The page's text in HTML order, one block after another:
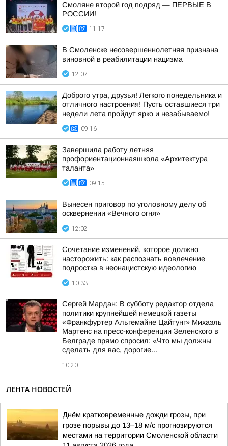
Смоляне второй год подряд — ПЕРВЫЕ В
РОССИИ!
11:17
В Смоленске несовершеннолетняя признана
виновной в реабилитации нацизма
12:07
Доброго утра, друзья! Легкого понедельника и
отличного настроения! Пусть оставшиеся три
недели лета пройдут ярко и незабываемо!
09:16
Завершила работу летняя
профориентационнаяшкола «Архитектура
таланта»
09:15
Вынесен приговор по уголовному делу об
осквернении «Вечного огня»
12:02
Сочетание изменений, которое должно
насторожить: как распознать вовлечение
подростка в неонацистскую идеологию
10:33
Сергей Мардан: В субботу редактор отдела
политики крупнейшей немецкой газеты
«Франкфуртер Альгемайне Цайтунг» Михаэль
Мартенс на пресс-конференции Зеленского в
Белграде прямо спросил: «Что мы должны
сделать для вас, дорогие...
10:20
ЛЕНТА НОВОСТЕЙ
Днём кратковременные дожди грозы, при
грозе порывы до 13–18 м/с прогнозируются
местами на территории Смоленской области